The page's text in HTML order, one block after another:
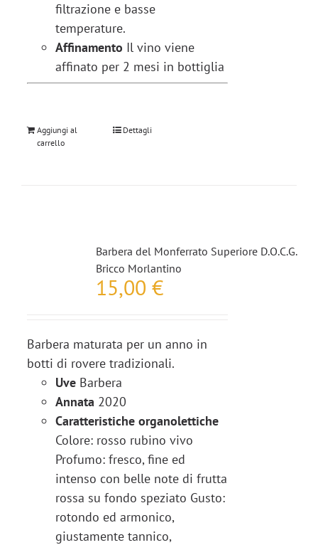
filtrazione e basse
temperature.
Affinamento Il vino viene
affinato per 2 mesi in bottiglia
Aggiungi al
carrello
Dettagli
Barbera del Monferrato Superiore D.O.C.G.
Bricco Morlantino
15,00 €
Barbera maturata per un anno in
botti di rovere tradizionali.
UveBarbera
Annata 2020
Caratteristiche organolettiche
Colore: rosso rubino vivo
Profumo: fresco, fine ed
intenso con belle note di frutta
rossa su fondo speziato Gusto:
rotondo ed armonico,
giustamente tannico,